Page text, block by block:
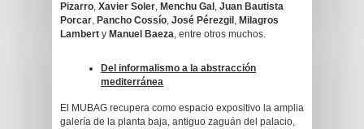
Pizarro, Xavier Soler, Menchu Gal , Juan Bautista
Porcar, Pancho Cossío, José Pérezgil , Milagros
Lambert y Manuel Baeza, entre otros muchos.
Del informalismo a la abstracción
mediterránea
El MUBAG recupera como espacio expositivo la amplia
galería de la planta baja, antiguo zaguán del palacio,